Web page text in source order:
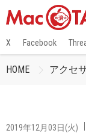
X Facebook
HOME アクセ
2019年12月03日(火)